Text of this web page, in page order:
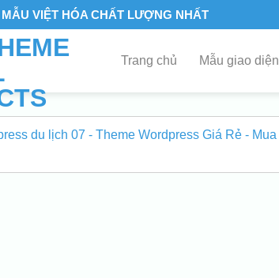
VIỆT HÓA CHẤT LƯỢNG NHẤT
Trang chủ Mẫu giao diện